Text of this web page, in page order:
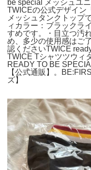
be special メッシュユ
TWICEの公式デザイン
メッシュタンクトップ
ィカラー：ブラックラ
すめです。・目立つ汚
め、多少の使用感はご
認くださいTWICE
TWICE Tシャツツウィ
READY TO BE
【公式通販】。
ズ】